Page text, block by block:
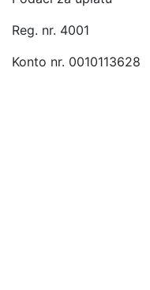
Reg. nr. 4001
Konto nr. 0010113628